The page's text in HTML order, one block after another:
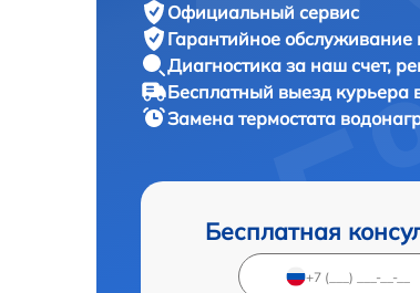
Официальный сервис
Гарантийное обслуживание
Диагностика за наш счет,
Бесплатный выезд курьера
Замена термостата
Бесплатная